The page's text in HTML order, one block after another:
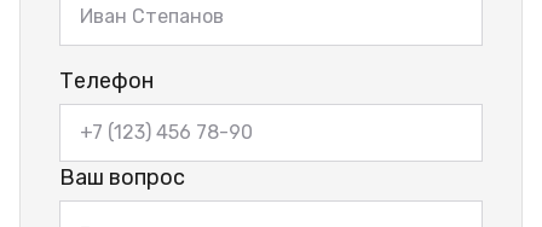
Телефон
Ваш вопрос